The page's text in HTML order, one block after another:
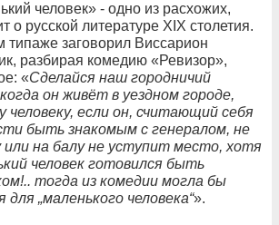
человек» - одно из расхожих,
о русской литературе XIX столетия.
типаже заговорил Виссарион
разбирая комедию «Ревизор»,
«Сделайся наш городничий
он живёт в уездном городе,
человеку, если он, считающий себя
быть знакомым с генералом, не
или на балу не уступит место, хотя
человек готовился быть
тогда из комедии могла бы
„маленького человека“».